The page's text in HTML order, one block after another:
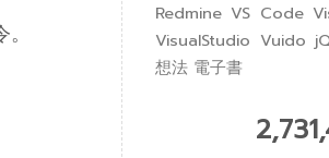
Redmine VS Code
VisualStudio Vuido
想法 電子書